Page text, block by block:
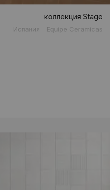
коллекция Stage
Испания Equipe Ceramicas